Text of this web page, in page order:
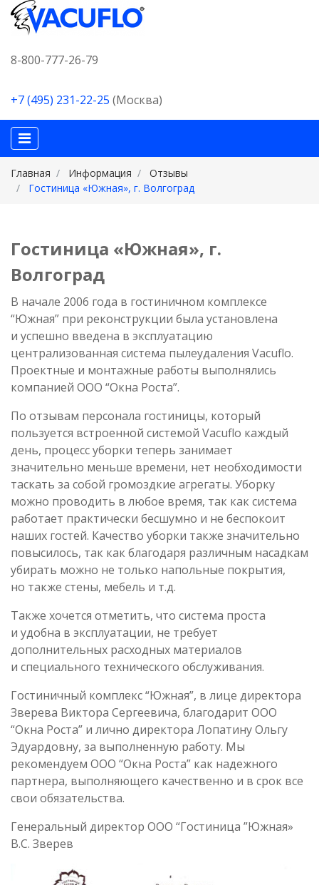
8-800-777-26-79
+7 (495) 231-22-25 (Москва)
Главная Информация
Отзывы
Гостиница «Южная», г. Волгоград
Гостиница «Южная», г.
Волгоград
В начале 2006 года в гостиничном комплексе
“Южная” при реконструкции была установлена
и успешно введена в эксплуатацию
централизованная система пылеудаления Vacuflo.
Проектные и монтажные работы выполнялись
компанией ООО “Окна Роста”.
По отзывам персонала гостиницы, который
пользуется встроенной системой Vacuflo каждый
день, процесс уборки теперь занимает
значительно меньше времени, нет необходимости
таскать за собой громоздкие агрегаты. Уборку
можно проводить в любое время, так как система
работает практически бесшумно и не беспокоит
наших гостей. Качество уборки также значительно
повысилось, так как благодаря различным насадкам
убирать можно не только напольные покрытия,
но также стены, мебель и т.д.
Также хочется отметить, что система проста
и удобна в эксплуатации, не требует
дополнительных расходных материалов
и специального технического обслуживания.
Гостиничный комплекс “Южная”, в лице директора
Зверева Виктора Сергеевича, благодарит ООО
“Окна Роста” и лично директора Лопатину Ольгу
Эдуардовну, за выполненную работу. Мы
рекомендуем ООО “Окна Роста” как надежного
партнера, выполняющего качественно и в срок все
свои обязательства.
Генеральный директор ООО “Гостиница ”Южная»
В.С. Зверев